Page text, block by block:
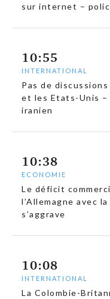
sur internet –
10:55
INTERNATIONAL
Pas de
et les Etats-Unis
iranien
10:38
ECONOMIE
Le déficit
l’Allemagne avec
s’aggrave
10:08
INTERNATIONAL
La Colombie-